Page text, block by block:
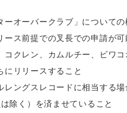
オーバークラブ」について
ス前提での叉長での申請が可
コクレン、カムルチー、ビワ
にリリースすること
レングスレコードに相当する
除く）を済ませていること